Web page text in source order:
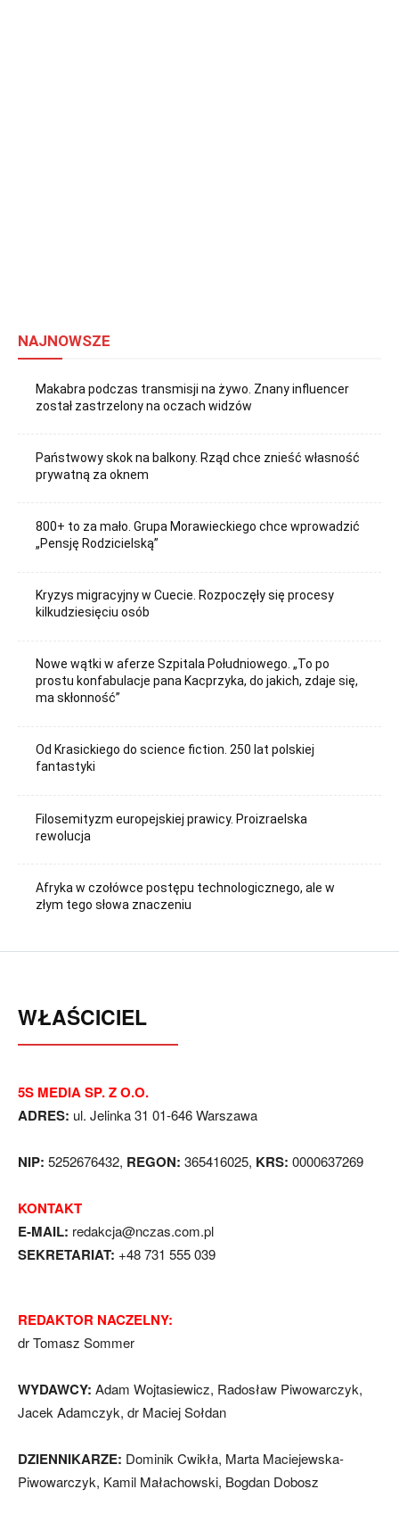
NAJNOWSZE
Makabra podczas transmisji na żywo. Znany influencer
został zastrzelony na oczach widzów
Państwowy skok na balkony. Rząd chce znieść własność
prywatną za oknem
800+ to za mało. Grupa Morawieckiego chce wprowadzić
„Pensję Rodzicielską”
Kryzys migracyjny w Cuecie. Rozpoczęły się procesy
kilkudziesięciu osób
Nowe wątki w aferze Szpitala Południowego. „To po
prostu konfabulacje pana Kacprzyka, do jakich, zdaje się,
ma skłonność”
Od Krasickiego do science fiction. 250 lat polskiej
fantastyki
Filosemityzm europejskiej prawicy. Proizraelska
rewolucja
Afryka w czołówce postępu technologicznego, ale w
złym tego słowa znaczeniu
WŁAŚCICIEL
5S MEDIA SP. Z O.O.
ADRES: ul. Jelinka 31 01-646 Warszawa
NIP: 5252676432, REGON: 365416025, KRS: 0000637269
KONTAKT
E-MAIL: redakcja@nczas.com.pl
SEKRETARIAT: +48 731 555 039
REDAKTOR NACZELNY:
dr Tomasz Sommer
WYDAWCY: Adam Wojtasiewicz, Radosław Piwowarczyk,
Jacek Adamczyk, dr Maciej Sołdan
DZIENNIKARZE: Dominik Cwikła, Marta Maciejewska-
Piwowarczyk, Kamil Małachowski, Bogdan Dobosz